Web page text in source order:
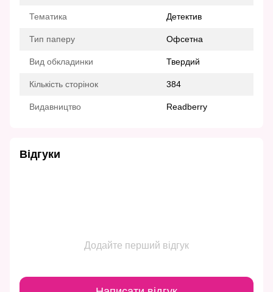
Тематика Детектив
Тип паперу Офсетна
Вид обкладинки Твердий
Кількість сторінок 384
Видавництво Readberry
Відгуки
Додайте перший відгук